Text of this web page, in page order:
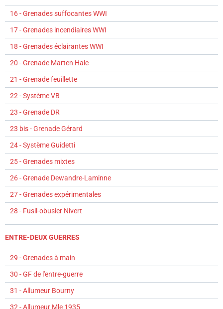
16 - Grenades suffocantes WWI
17 - Grenades incendiaires WWI
18 - Grenades éclairantes WWI
20 - Grenade Marten Hale
21 - Grenade feuillette
22 - Système VB
23 - Grenade DR
23 bis - Grenade Gérard
24 - Système Guidetti
25 - Grenades mixtes
26 - Grenade Dewandre-Laminne
27 - Grenades expérimentales
28 - Fusil-obusier Nivert
ENTRE-DEUX GUERRES
29 - Grenades à main
30 - GF de l'entre-guerre
31 - Allumeur Bourny
32 - Allumeur Mle 1935